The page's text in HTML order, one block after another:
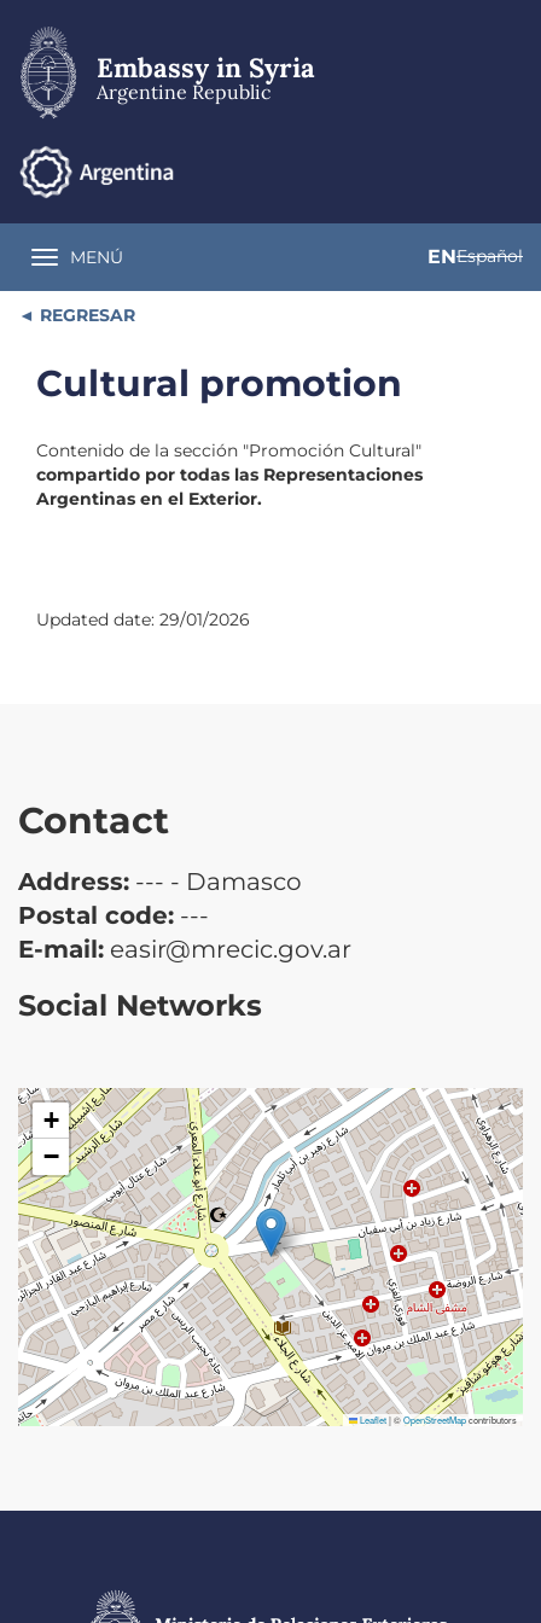
main
content
Embassy in Syria
Argentine Republic
Toggle navigation
MENÚ ENEspañol
REGRESAR
Cultural promotion
Contenido de la sección "Promoción Cultural"
compartido por todas las Representaciones
Argentinas en el Exterior.
Updated date: 29/01/2026
Contact
Address: --- - Damasco
Postal code: ---
E-mail: easir@mrecic.gov.ar
Social Networks
+
−
Leaflet|©OpenStreetMapcontributors